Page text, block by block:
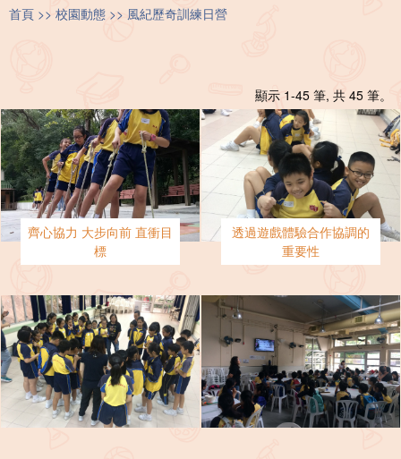
首頁 校園動態 風紀歷奇訓練日營
顯示 1-45 筆, 共 45 筆。
齊心協力 大步向前 直衝目
標
透過遊戲體驗合作協調的
重要性